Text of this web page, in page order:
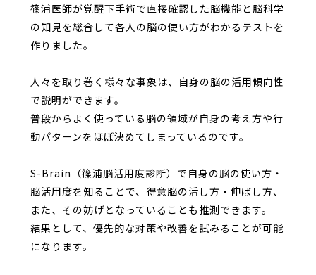
篠浦医師が覚醒下手術で直接確認した脳機能と脳科学
の知見を総合して各人の脳の使い方がわかるテストを
作りました。
人々を取り巻く様々な事象は、自身の脳の活用傾向性
で説明ができます。
普段からよく使っている脳の領域が自身の考え方や行
動パターンを ほぼ決めてしまっているのです。
S-Brain（篠浦脳活用度診断）で自身の脳の使い方・
脳活用度を知ることで、 得意脳の活し方・伸ばし方、
また、その妨げとなっていることも推測できます。
結果として、優先的な対策や改善を試みることが可能
になります。